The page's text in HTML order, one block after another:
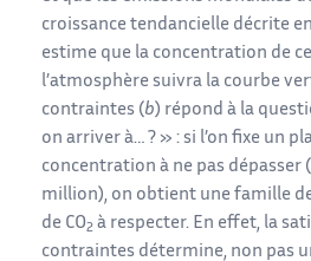
croissance tendancielle décrite
estime que la concentration de
l’atmosphère suivra la courbe
contraintes ( b ) répond à la
on arriver à… ? » : si l’on fixe un
concentration à ne pas dépasser
million), on obtient une famille
de CO2 à respecter. En effet, la
contraintes détermine, non pas